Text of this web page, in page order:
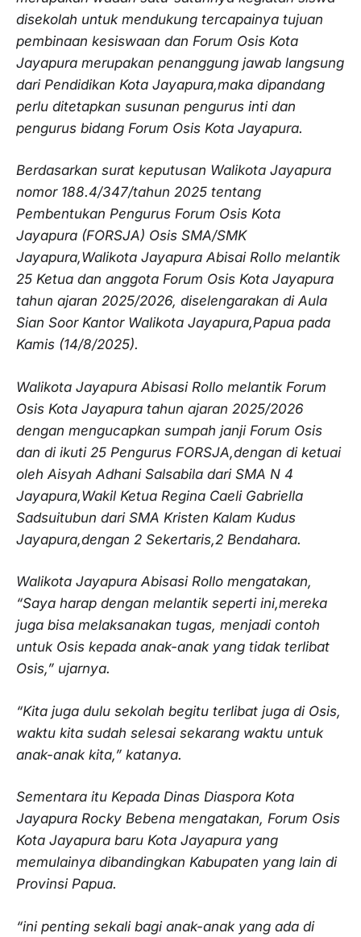
disekolah untuk mendukung tercapainya tujuan
pembinaan kesiswaan dan Forum Osis Kota
Jayapura merupakan penanggung jawab langsung
dari Pendidikan Kota Jayapura,maka dipandang
perlu ditetapkan susunan pengurus inti dan
pengurus bidang Forum Osis Kota Jayapura.
Berdasarkan surat keputusan Walikota Jayapura
nomor 188.4/347/tahun 2025 tentang
Pembentukan Pengurus Forum Osis Kota
Jayapura (FORSJA) Osis SMA/SMK
Jayapura,Walikota Jayapura Abisai Rollo melantik
25 Ketua dan anggota Forum Osis Kota Jayapura
tahun ajaran 2025/2026, diselengarakan di Aula
Sian Soor Kantor Walikota Jayapura,Papua pada
Kamis (14/8/2025).
Walikota Jayapura Abisasi Rollo melantik Forum
Osis Kota Jayapura tahun ajaran 2025/2026
dengan mengucapkan sumpah janji Forum Osis
dan di ikuti 25 Pengurus FORSJA,dengan di ketuai
oleh Aisyah Adhani Salsabila dari SMA N 4
Jayapura,Wakil Ketua Regina Caeli Gabriella
Sadsuitubun dari SMA Kristen Kalam Kudus
Jayapura,dengan 2 Sekertaris,2 Bendahara.
Walikota Jayapura Abisasi Rollo mengatakan,
“Saya harap dengan melantik seperti ini,mereka
juga bisa melaksanakan tugas, menjadi contoh
untuk Osis kepada anak-anak yang tidak terlibat
Osis,” ujarnya.
“Kita juga dulu sekolah begitu terlibat juga di Osis,
waktu kita sudah selesai sekarang waktu untuk
anak-anak kita,” katanya.
Sementara itu Kepada Dinas Diaspora Kota
Jayapura Rocky Bebena mengatakan, Forum Osis
Kota Jayapura baru Kota Jayapura yang
memulainya dibandingkan Kabupaten yang lain di
Provinsi Papua.
“ini penting sekali bagi anak-anak yang ada di